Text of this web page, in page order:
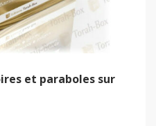
et paraboles sur